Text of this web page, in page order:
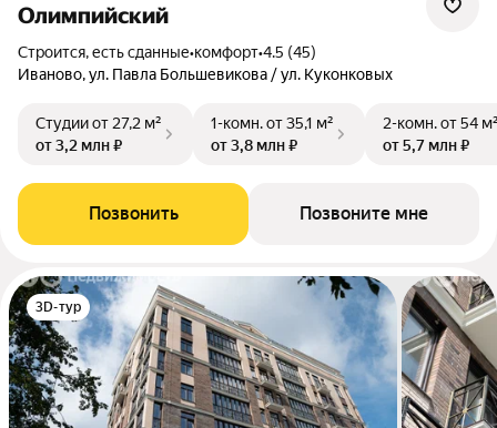
Олимпийский
Строится, есть сданные•комфорт•4.5 (45)
Иваново, ул. Павла Большевикова / ул. Куконковых
Студииот 27,2 м²
от 3,2 млн ₽
1-комн.от 35,1 м²
от 3,8 млн ₽
2-комн.от 54
от 5,7 млн ₽
Позвонить Позвоните мне
3D-тур